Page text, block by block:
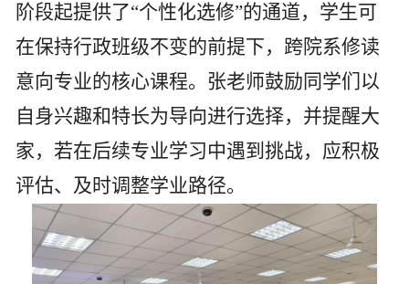
阶段起提供了“个性化选修”的通道，学生可
在保持行政班级不变的前提下，跨院系修读
意向专业的核心课程。张老师鼓励同学们以
自身兴趣和特长为导向进行选择，并提醒大
家，若在后续专业学习中遇到挑战，应积极
评估、及时调整学业路径。